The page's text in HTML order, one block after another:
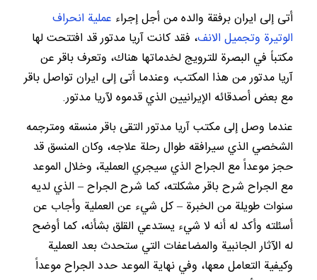
أتى إلى ايران برفقة والده من أجل إجراء عملية انحراف
الوتيرة وتجميل الانف، فقد كانت آريا مدتور قد افتتحت لها
مكتباً في البصرة للترويج لخدماتها هناك، وتعرف باقر عن
آريا مدتور من هذا المكتب، وعندما أتى إلى ايران تواصل باقر
مع بعض أصدقائه الإيرانيين الذي قدموه لآريا مدتور.
عندما وصل إلى مكتب آريا مدتور التقى باقر منسقه ومترجمه
الشخصي الذي سيرافقه طوال رحلة علاجه، وكان المنسق قد
حجز موعداً مع الجراح الذي سيجري العملية، وخلال الموعد
مع الجراح شرح باقر مشكلته، كما شرح الجراح – الذي لديه
سنوات طويلة من الخبرة – كل شيء عن العملية وأجاب عن
أسئلته وأكد له أنه لا شيء يستدعي القلق بشأنه، كما أوضح
له الآثار الجانبية والمضاعفات التي ستحدث بعد العملية
وكيفية التعامل معها، وفي نهاية الموعد حدد الجراح موعداً